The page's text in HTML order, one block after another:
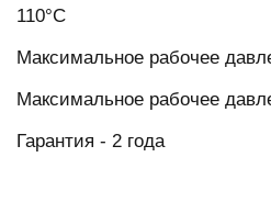
110°C
Максимальное рабочее
Максимальное рабочее
Гарантия - 2 года